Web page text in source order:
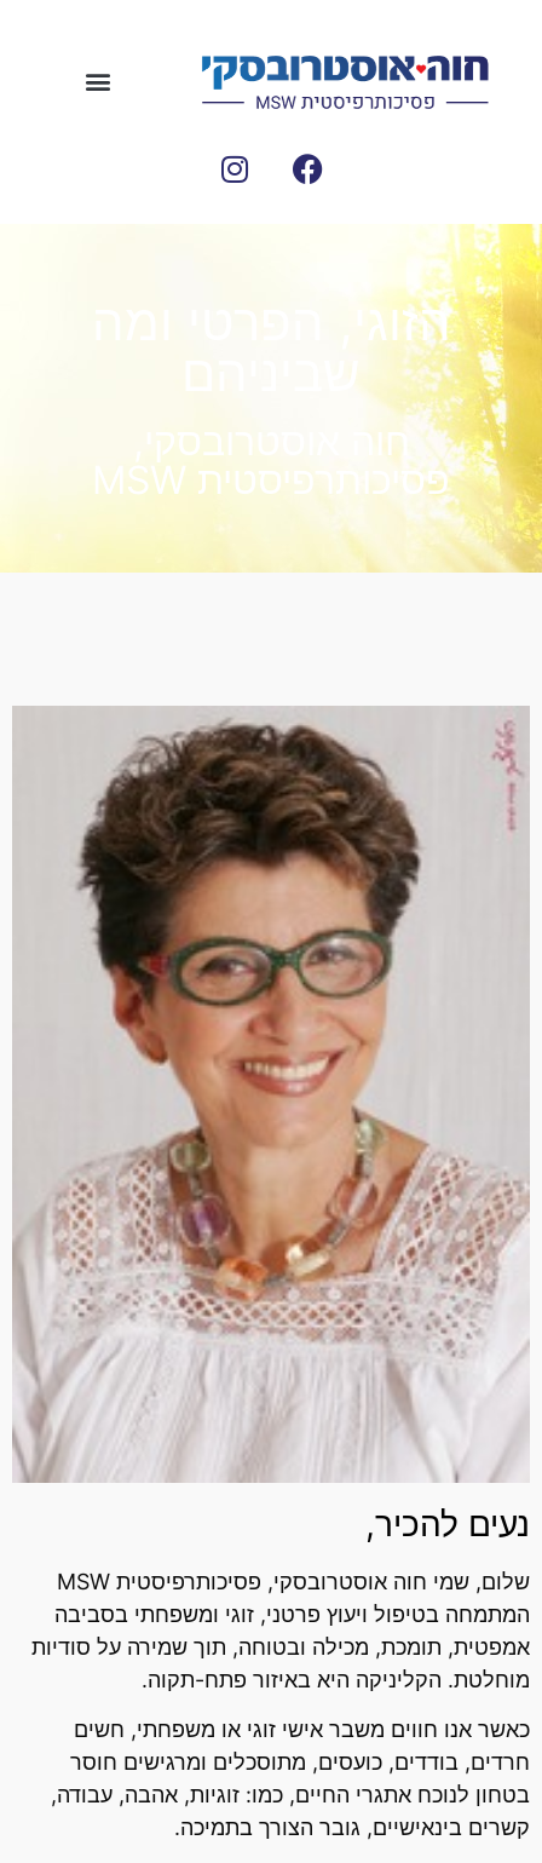
הזוגי, הפרטי ומה
שביניהם
חוה אוסטרובסקי,
פסיכותרפיסטית MSW
נעים להכיר,
שלום, שמי חוה אוסטרובסקי, פסיכותרפיסטית MSW
המתמחה בטיפול ויעוץ פרטני, זוגי ומשפחתי בסביבה
אמפטית, תומכת, מכילה ובטוחה, תוך שמירה על סודיות
מוחלטת. הקליניקה היא באיזור פתח-תקוה.
כאשר אנו חווים משבר אישי זוגי או משפחתי, חשים
חרדים, בודדים, כועסים, מתוסכלים ומרגישים חוסר
בטחון לנוכח אתגרי החיים, כמו: זוגיות, אהבה, עבודה,
קשרים בינאישיים, גובר הצורך בתמיכה.